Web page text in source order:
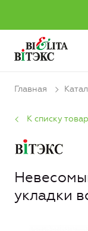
Главная
К списку
укладки